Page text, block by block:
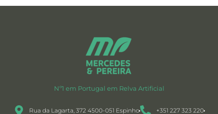
Nº1 em Portugal em Relva Artificial
Rua da Lagarta, 372 4500-051 Espinho +351 227 323 220